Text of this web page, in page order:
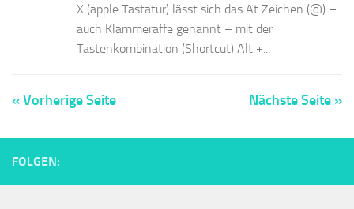
X (apple Tastatur) lässt sich das At Zeichen (@) –
auch Klammeraffe genannt – mit der
Tastenkombination (Shortcut) Alt +...
« Vorherige Seite Nächste Seite »
FOLGEN: